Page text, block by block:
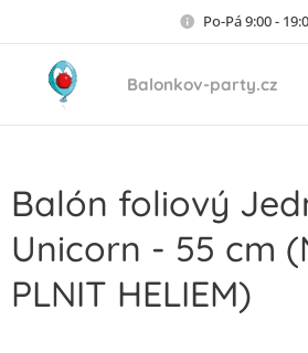
Po-Pá 9:00 -
Balonkov-party.cz
Balón foliový
Unicorn - 55 cm
PLNIT HELIEM)